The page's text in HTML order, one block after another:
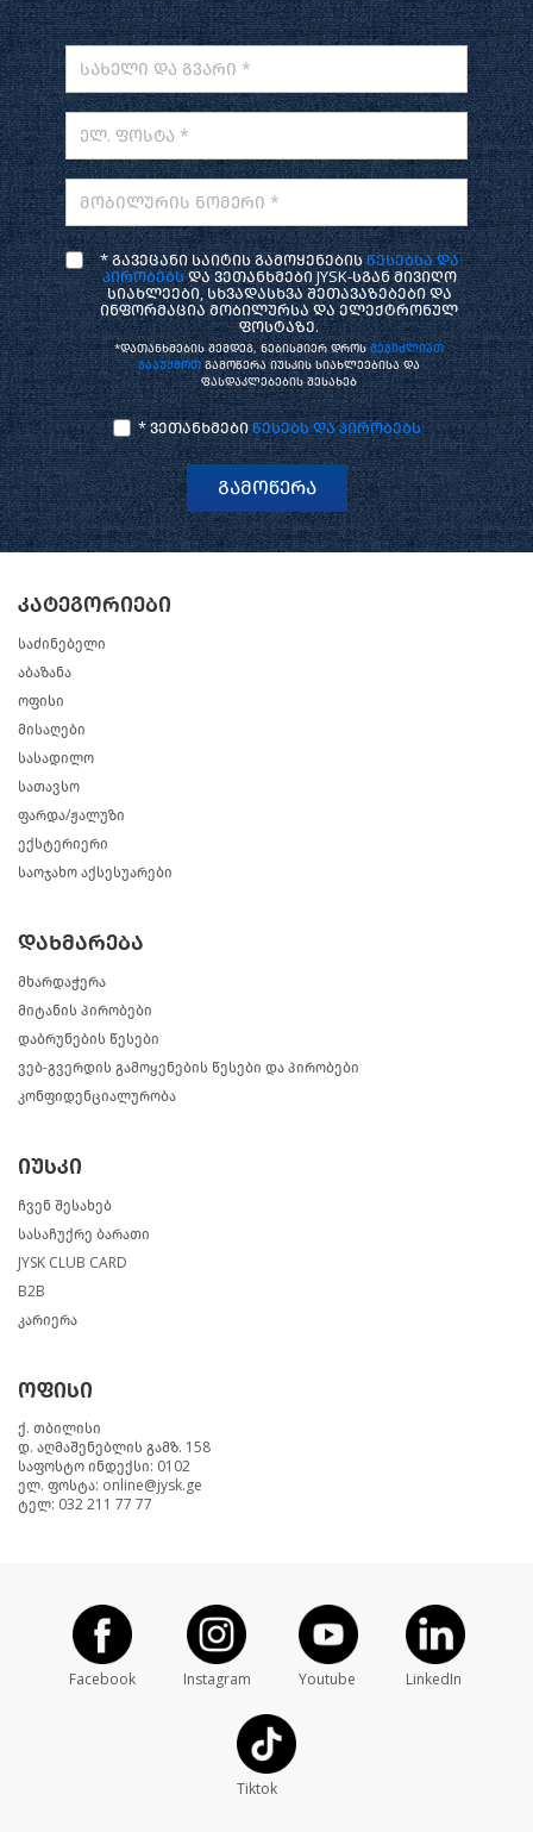
სახელი და გვარი *
ელ. ფოსტა *
მობილურის ნომერი *
* გავეცანი საიტის გამოყენებისწესებსა და
პირობებსდა ვეთანხმები JYSK-სგან მივიღო
სიახლეები, სხვადასხვა შეთავაზებები და
ინფორმაცია მობილურსა და ელექტრონულ
ფოსტაზე.
*დათანხმების შემდეგ, ნებისმიერ დროს შეგიძლიათ
გააუქმოთგამოწერა იუსკის სიახლეებისა და
ფასდაკლებების შესახებ
* ვეთანხმები წესებს და პირობებს
გამოწერა
კატეგორიები
საძინებელი
აბაზანა
ოფისი
მისაღები
სასადილო
სათავსო
ფარდა/ჟალუზი
ექსტერიერი
საოჯახო აქსესუარები
დახმარება
მხარდაჭერა
მიტანის პირობები
დაბრუნების წესები
ვებ-გვერდის გამოყენების წესები და პირობები
კონფიდენციალურობა
იუსკი
ჩვენ შესახებ
სასაჩუქრე ბარათი
JYSK CLUB CARD
B2B
კარიერა
ოფისი
ქ. თბილისი
დ. აღმაშენებლის გამზ. 158
საფოსტო ინდექსი: 0102
ელ. ფოსტა: online@jysk.ge
ტელ: 032 211 77 77
Facebook Instagram Youtube LinkedIn
Tiktok